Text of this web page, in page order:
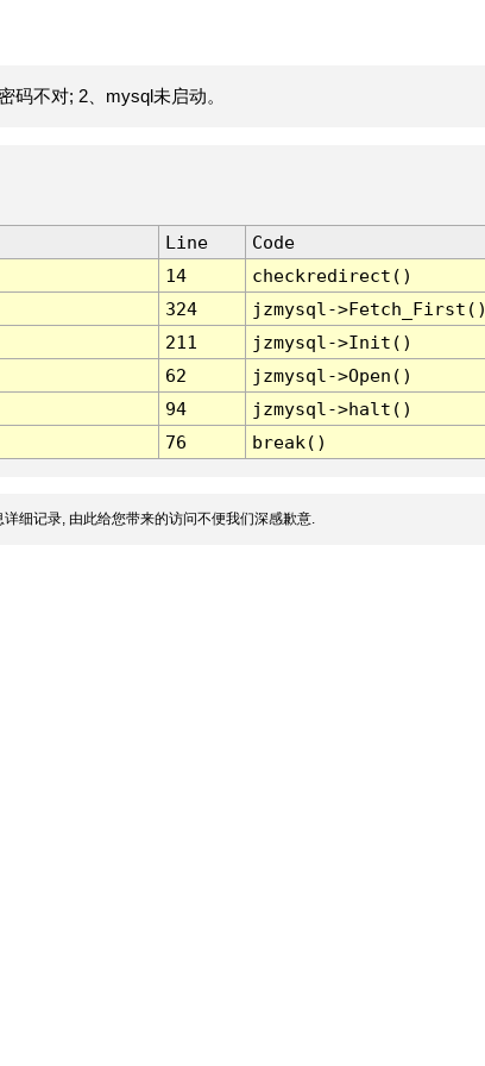
码不对; 2、mysql未启动。
Line
Code
14
checkredirect()
324
jzmysql-
211
jzmysql->Init()
62
jzmysql->Open()
94
jzmysql->halt()
76 break()
细记录, 由此给您带来的访问不便我们深感歉意.